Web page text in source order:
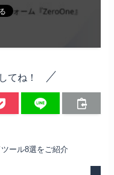
てね！
ール8選をご紹介